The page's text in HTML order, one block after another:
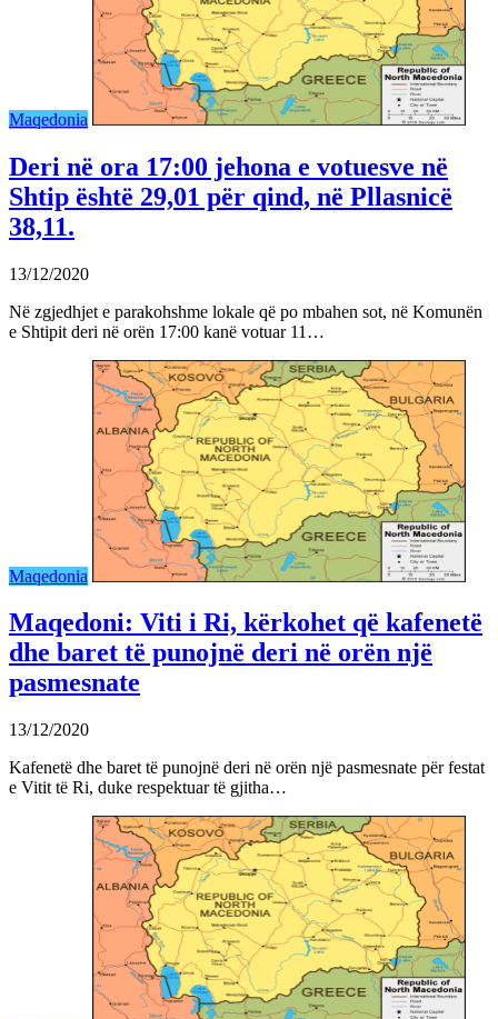
Maqedonia
Deri në ora 17:00 jehona e votuesve në
Shtip është 29,01 për qind, në Pllasnicë
38,11.
13/12/2020
Në zgjedhjet e parakohshme lokale që po mbahen sot, në Komunën
e Shtipit deri në orën 17:00 kanë votuar 11…
Maqedonia
Maqedoni: Viti i Ri, kërkohet që kafenetë
dhe baret të punojnë deri në orën një
pasmesnate
13/12/2020
Kafenetë dhe baret të punojnë deri në orën një pasmesnate për festat
e Vitit të Ri, duke respektuar të gjitha…